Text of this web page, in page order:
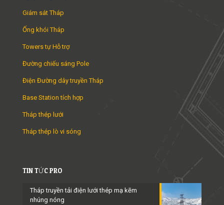
Giám sát Tháp
Ống khói Tháp
Towers tự Hỗ trợ
Đường chiếu sáng Pole
Điện Đường dây truyền Tháp
Base Station tích hợp
Tháp thép lưới
Tháp thép lò vi sóng
TIN TỨC PRO
Tháp truyền tải điện lưới thép mạ kẽm
nhúng nóng